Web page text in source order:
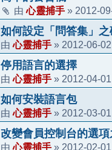
由心靈捕手 » 2012-
如何設定「問答集」
由心靈捕手 » 2012-06-
停用語言的選擇
由心靈捕手 » 2012-04-
如何安裝語言包
由心靈捕手 » 2012-03-
改變會員控制台的選
由心靈捕手 » 2012-02-